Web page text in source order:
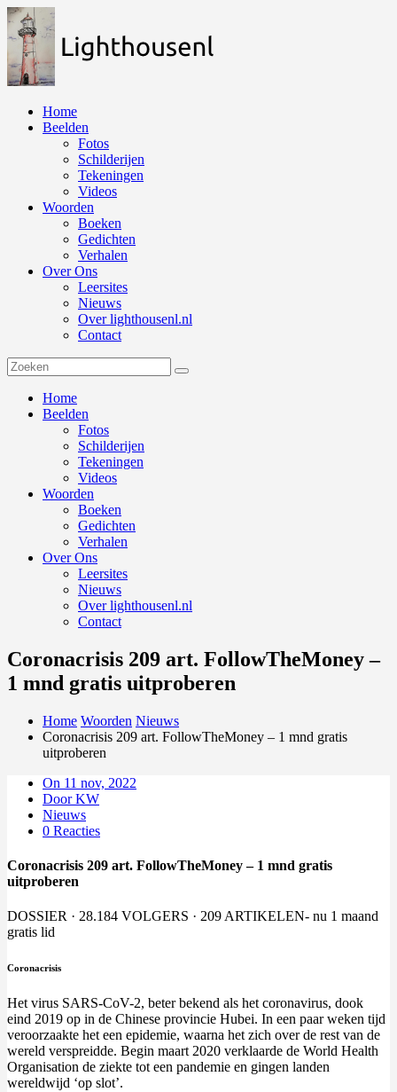
Naar
de
inhoud
springen
Home
Beelden
Fotos
Schilderijen
Tekeningen
Videos
Woorden
Boeken
Gedichten
Verhalen
Over Ons
Leersites
Nieuws
Over lighthousenl.nl
Contact
Home
Beelden
Fotos
Schilderijen
Tekeningen
Videos
Woorden
Boeken
Gedichten
Verhalen
Over Ons
Leersites
Nieuws
Over lighthousenl.nl
Contact
Coronacrisis 209 art. FollowTheMoney –
1 mnd gratis uitproberen
Home Woorden Nieuws
Coronacrisis 209 art. FollowTheMoney – 1 mnd gratis
uitproberen
On 11 nov, 2022
Door KW
Nieuws
0 Reacties
Coronacrisis 209 art. FollowTheMoney – 1 mnd gratis
uitproberen
DOSSIER · 28.184 VOLGERS · 209 ARTIKELEN- nu 1 maand
gratis lid
Coronacrisis
Het virus SARS-CoV-2, beter bekend als het coronavirus, dook
eind 2019 op in de Chinese provincie Hubei. In een paar weken tijd
veroorzaakte het een epidemie, waarna het zich over de rest van de
wereld verspreidde. Begin maart 2020 verklaarde de World Health
Organisation de ziekte tot een pandemie en gingen landen
wereldwijd ‘op slot’.